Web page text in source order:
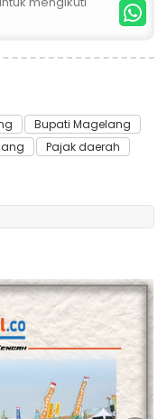
Bupati Magelang
Pajak daerah